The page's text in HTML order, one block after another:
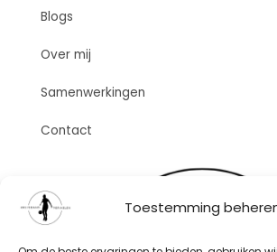
Toestemming
Blogs
Over mij
Samenwerkingen
Contact